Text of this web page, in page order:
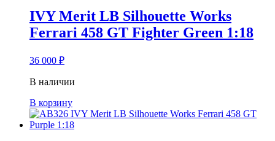
IVY Merit LB Silhouette Works
Ferrari 458 GT Fighter Green 1:18
36 000 ₽
В наличии
В корзину